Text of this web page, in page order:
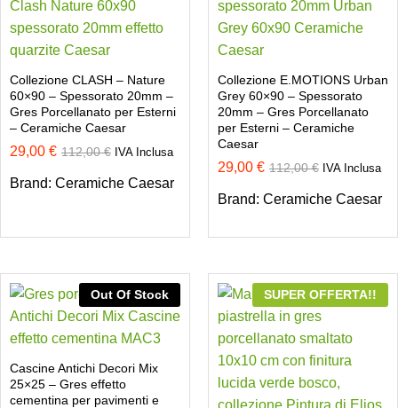
Collezione CLASH – Nature
60×90 – Spessorato 20mm –
Gres Porcellanato per Esterni
– Ceramiche Caesar
29,00 € 112,00€ IVA Inclusa
Brand: Ceramiche Caesar
Collezione E.MOTIONS Urban
Grey 60×90 – Spessorato
20mm – Gres Porcellanato
per Esterni – Ceramiche
Caesar
29,00 € 112,00€ IVA Inclusa
Brand: Ceramiche Caesar
Out Of Stock
Cascine Antichi Decori Mix
25×25 – Gres effetto
cementina per pavimenti e
SUPER OFFERTA!!